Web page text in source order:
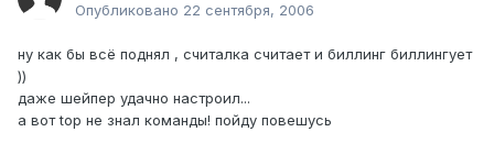
Опубликовано 22 сентября, 2006
ну как бы всё поднял , считалка считает и биллинг биллингует
))
даже шейпер удачно настроил...
а вот top не знал команды! пойду повешусь